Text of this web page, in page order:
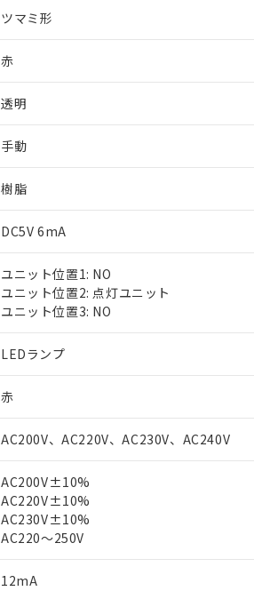
ツマミ形
赤
透明
手動
樹脂
DC5V 6mA
ユニット位置1: NO
ユニット位置2: 点灯ユニット
ユニット位置3: NO
LEDランプ
赤
AC200V、AC220V、AC230V、AC240V
AC200V±10%
AC220V±10%
AC230V±10%
AC220～250V
12mA
ご利用条件
以下の条件をお読みいただき、同意のう
※1 対応状況
対応済み：EU RoHS指令（10物質
対応予定：EU RoHS指令（10物質）の
対応予定なし：EU RoHS指令（10物質
調査・確認中：EU RoHS指令（10物質
非該当品：ライセンス料など無形物で
仕入先様の事情により、非含有部品と
があります。
鉛(Pb) 1000ppm以下、 水銀(Hg) 1000ppm以下、
※1 中国RoHS○×表
「○」：最大均質材料含有率が中国
「×」：最大均質材料含有率が中国
「－」：未確認です。当社販売部門へお